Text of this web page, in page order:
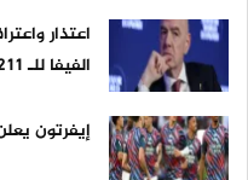
اعتذار
الفيفا للـ 211...
إيفرتون